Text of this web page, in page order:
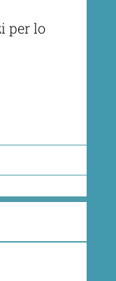
per lo